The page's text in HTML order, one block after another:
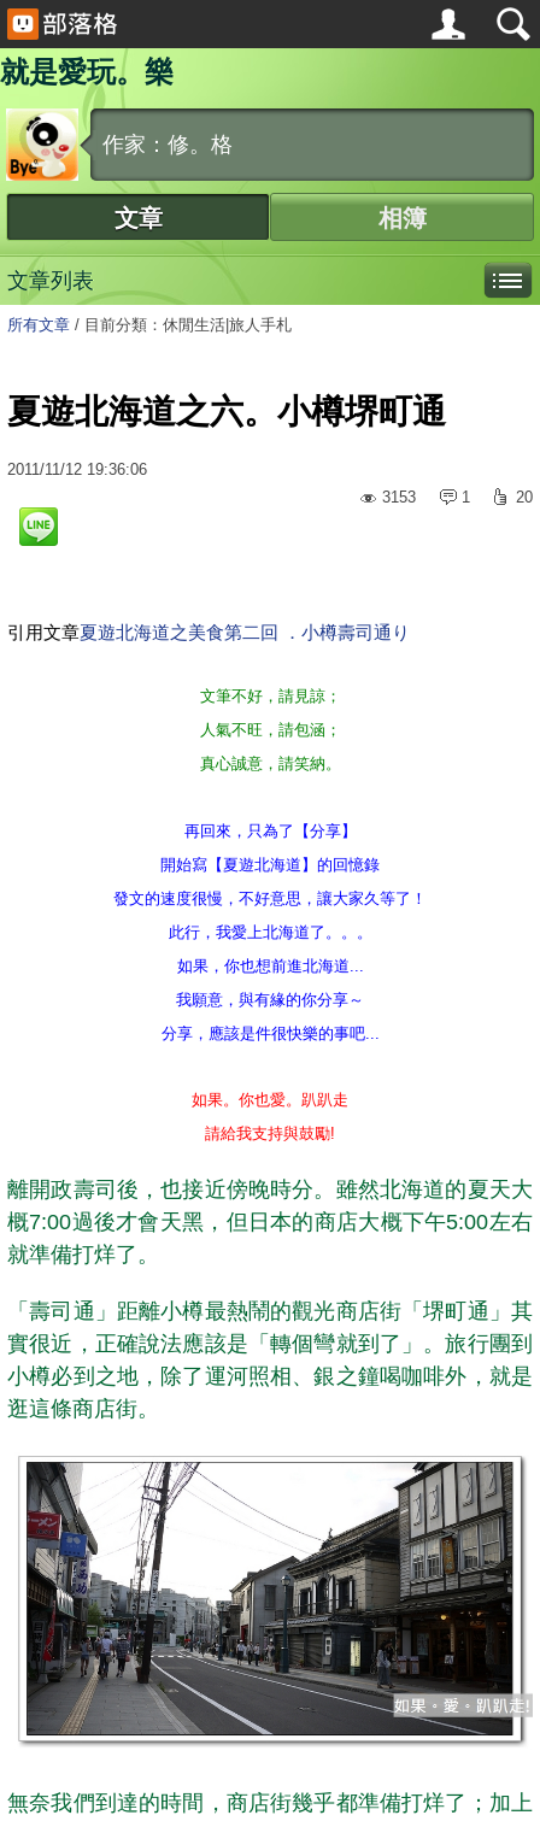
就是愛玩。樂
作家：修。格
文章 相簿
文章列表
所有文章 / 目前分類：休閒生活|旅人手札
夏遊北海道之六。小樽堺町通
2011/11/12 19:36:06
3153
1 20
引用文章夏遊北海道之美食第二回 ．小樽壽司通り
文筆不好，請見諒；
人氣不旺，請包涵；
真心誠意，請笑納。
再回來，只為了【分享】
開始寫【夏遊北海道】的回憶錄
發文的速度很慢，不好意思，讓大家久等了！
此行，我愛上北海道了。。。
如果，你也想前進北海道...
我願意，與有緣的你分享～
分享，應該是件很快樂的事吧...
如果。你也愛。趴趴走
請給我支持與鼓勵!
離開政壽司後，也接近傍晚時分。雖然北海道的夏天大
概7:00過後才會天黑，但日本的商店大概下午5:00左右
就準備打烊了。
「壽司通」距離小樽最熱鬧的觀光商店街「堺町通」其
實很近，正確說法應該是「轉個彎就到了」。旅行團到
小樽必到之地，除了運河照相、銀之鐘喝咖啡外，就是
逛這條商店街。
無奈我們到達的時間，商店街幾乎都準備打烊了；加上